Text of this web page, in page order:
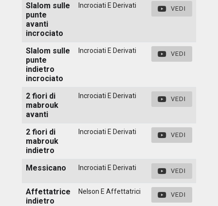
Slalom sulle
punte
avanti
incrociato
Incrociati E Derivati VEDI
Slalom sulle
punte
indietro
incrociato
Incrociati E Derivati VEDI
2 fiori di
mabrouk
avanti
Incrociati E Derivati VEDI
2 fiori di
mabrouk
indietro
Incrociati E Derivati VEDI
Messicano Incrociati E Derivati VEDI
Affettatrice
indietro
Nelson E Affettatrici VEDI